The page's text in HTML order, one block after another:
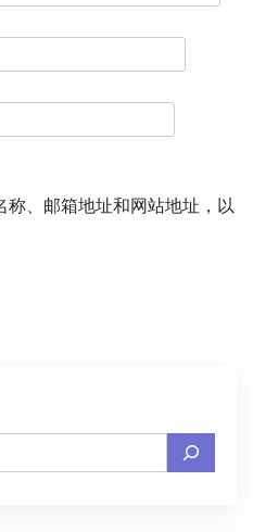
、邮箱地址和网站地址，以